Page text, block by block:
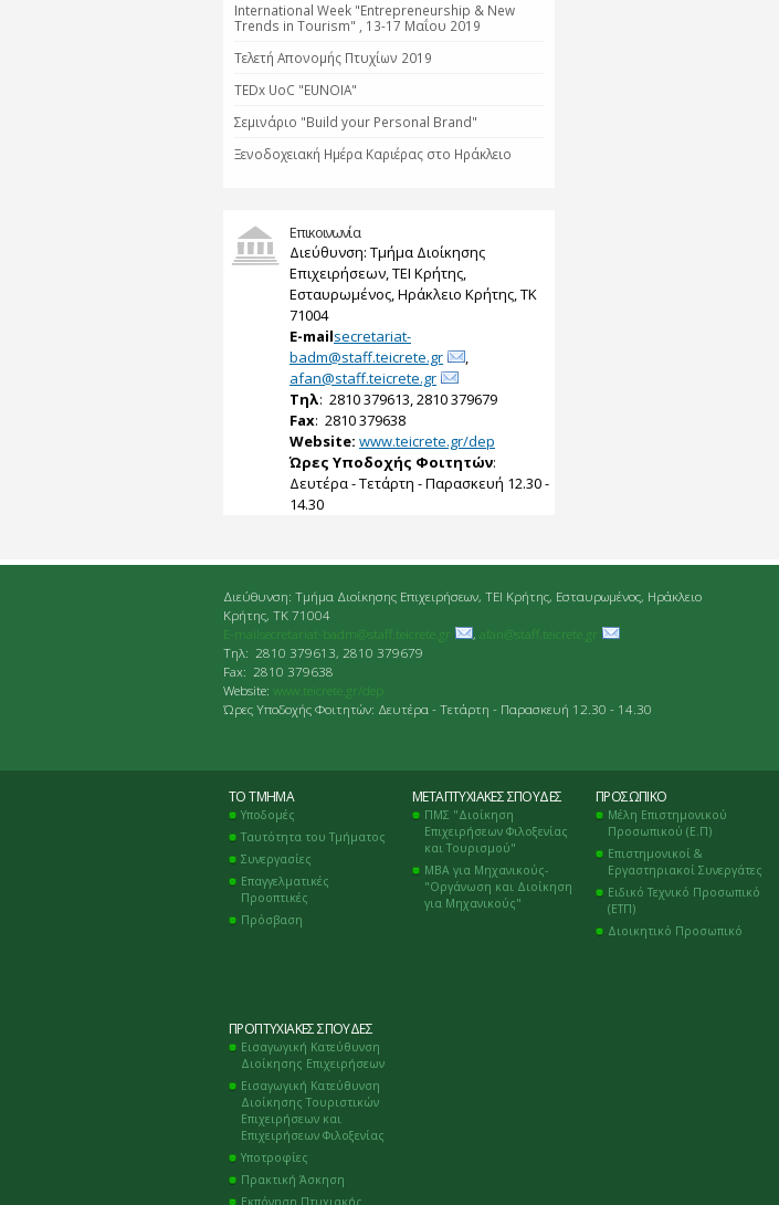
International Week "Entrepreneurship & New
Trends in Tourism" , 13-17 Μαΐου 2019
Τελετή Απονομής Πτυχίων 2019
TEDx UoC "EUNOIA"
Σεμινάριο "Βuild your Personal Brand"
Ξενοδοχειακή Ημέρα Καριέρας στο Ηράκλειο
Επικοινωνία
Διεύθυνση: Τμήμα Διοίκησης
Επιχειρήσεων, ΤΕΙ Κρήτης,
Εσταυρωμένος, Ηράκλειο Κρήτης, ΤΚ
71004
E-mailsecretariat-
badm@staff.teicrete.gr
,
afan@staff.teicrete.gr
Tηλ: 2810 379613, 2810 379679
Fax: 2810 379638
Website: www.teicrete.gr/dep
Ώρες Υποδοχής Φοιτητών:
Δευτέρα - Τετάρτη - Παρασκευή 12.30 -
14.30
Διεύθυνση: Τμήμα Διοίκησης Επιχειρήσεων, ΤΕΙ Κρήτης, Εσταυρωμένος, Ηράκλειο
Κρήτης, ΤΚ 71004
E-mailsecretariat-badm@staff.teicrete.gr
, afan@staff.teicrete.gr
Tηλ: 2810 379613, 2810 379679
Fax: 2810 379638
Website: www.teicrete.gr/dep
Ώρες Υποδοχής Φοιτητών: Δευτέρα - Τετάρτη - Παρασκευή 12.30 - 14.30
ΤΟ ΤΜΉΜΑ
Υποδομές
Ταυτότητα του Τμήματος
Συνεργασίες
Επαγγελματικές
Προοπτικές
Πρόσβαση
ΜΕΤΑΠΤΥΧΙΑΚΈΣ ΣΠΟΥΔΈΣ
ΠΜΣ "Διοίκηση
Επιχειρήσεων Φιλοξενίας
και Τουρισμού"
ΜΒΑ για Μηχανικούς-
"Οργάνωση και Διοίκηση
για Μηχανικούς"
ΠΡΟΣΩΠΙΚΌ
Μέλη Επιστημονικού
Προσωπικού (Ε.Π)
Επιστημονικοί &
Εργαστηριακοί Συνεργάτες
Ειδικό Τεχνικό Προσωπικό
(ΕΤΠ)
Διοικητικό Προσωπικό
ΠΡΟΠΤΥΧΙΑΚΈΣ ΣΠΟΥΔΈΣ
Εισαγωγική Κατεύθυνση
Διοίκησης Επιχειρήσεων
Εισαγωγική Κατεύθυνση
Διοίκησης Τουριστικών
Επιχειρήσεων και
Επιχειρήσεων Φιλοξενίας
Υποτροφίες
Πρακτική Άσκηση
Εκπόνηση Πτυχιακής